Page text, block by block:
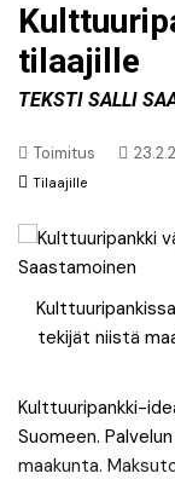
tilaajille
Teksti Salli
Toimitus
Tilaajille
tekijät niistä
Kulttuuripankki-
Suomeen.
maakunta.